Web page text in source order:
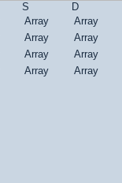
S
D
Array
Array
Array
Array
Array
Array
Array
Array